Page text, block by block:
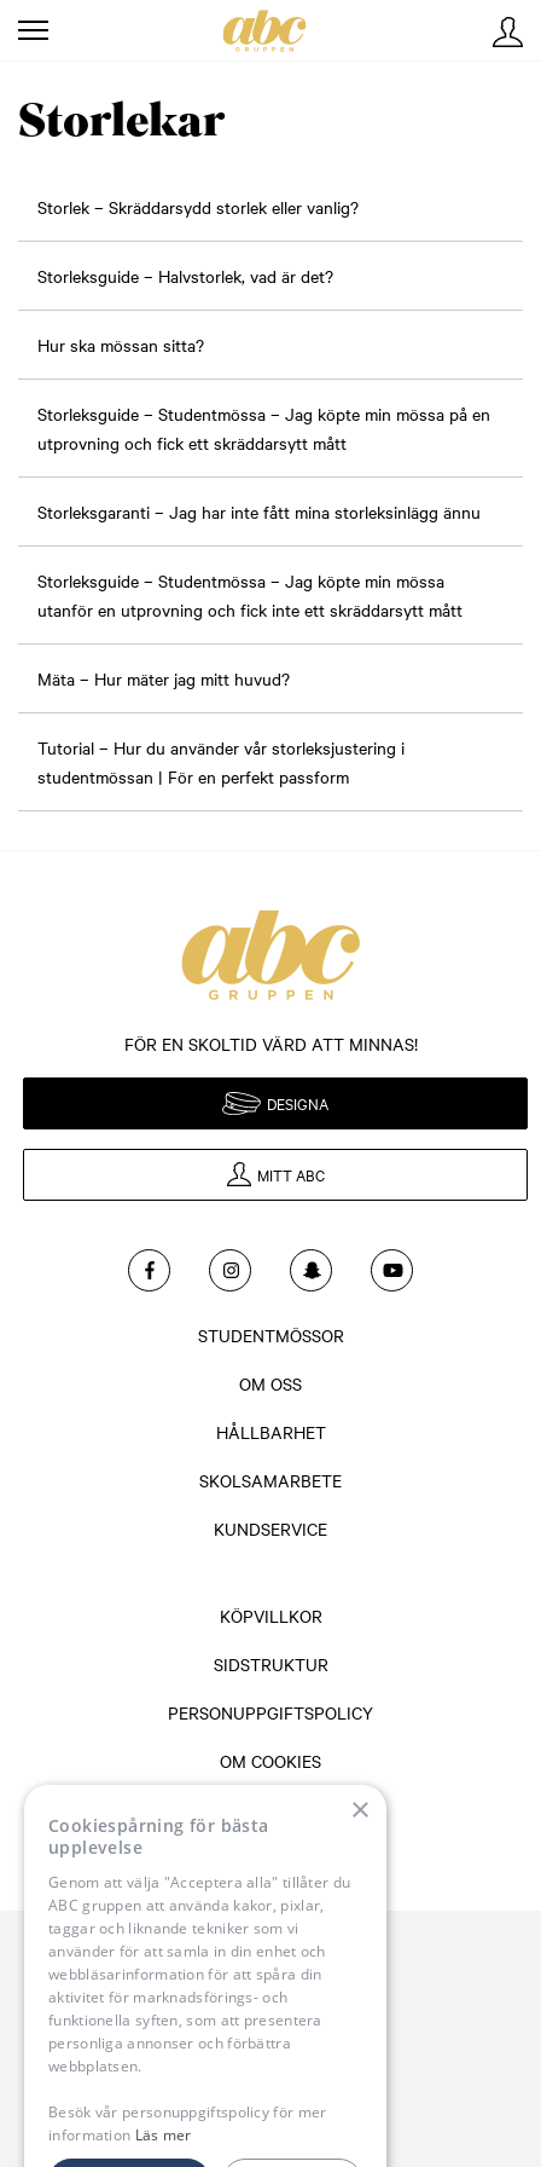
Storlekar
Storlek – Skräddarsydd storlek eller vanlig?
Storleksguide – Halvstorlek, vad är det?
Hur ska mössan sitta?
Storleksguide – Studentmössa – Jag köpte min mössa på en
utprovning och fick ett skräddarsytt mått
Storleksgaranti – Jag har inte fått mina storleksinlägg ännu
Storleksguide – Studentmössa – Jag köpte min mössa
utanför en utprovning och fick inte ett skräddarsytt mått
Mäta – Hur mäter jag mitt huvud?
Tutorial – Hur du använder vår storleksjustering i
studentmössan | För en perfekt passform
STUDENTMÖSSOR
OM OSS
HÅLLBARHET
SKOLSAMARBETE
KUNDSERVICE
FÖR EN SKOLTID VÄRD ATT MINNAS!
DESIGNA
MITT ABC
KÖPVILLKOR
SIDSTRUKTUR
PERSONUPPGIFTSPOLICY
OM COOKIES
VANLIGA FRÅGOR & SVAR
×
Cookiespårning för bästa
upplevelse
Genom att välja "Acceptera alla" tillåter du
ABC gruppen att använda kakor, pixlar,
taggar och liknande tekniker som vi
använder för att samla in din enhet och
webbläsarinformation för att spåra din
aktivitet för marknadsförings- och
funktionella syften, som att presentera
personliga annonser och förbättra
webbplatsen.
Besök vår personuppgiftspolicy för mer
information Läs mer